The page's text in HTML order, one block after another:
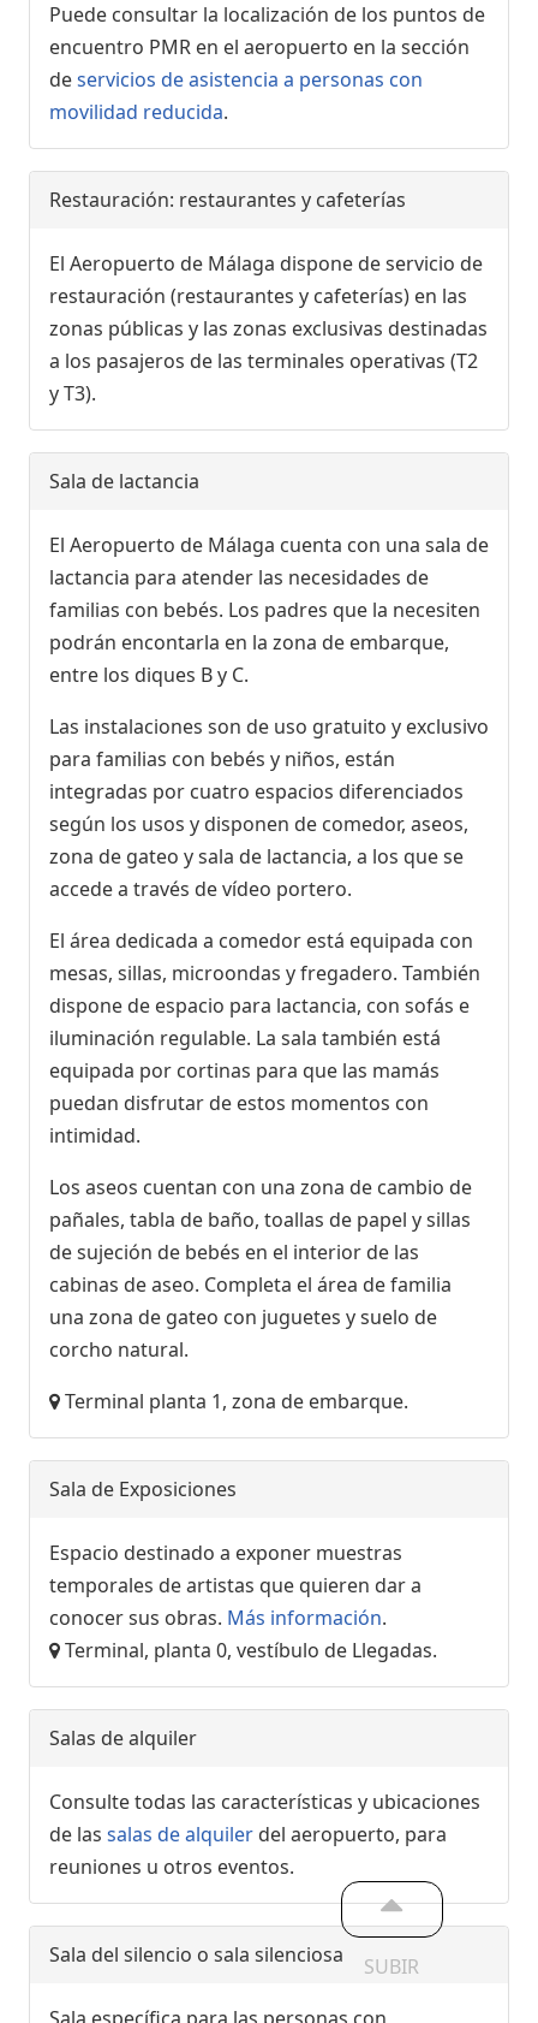
Puede consultar la localización de los puntos de
encuentro PMR en el aeropuerto en la sección
deservicios de asistencia a personas con
movilidad reducida.
Restauración: restaurantes y cafeterías
El Aeropuerto de Málaga dispone de servicio de
restauración (restaurantes y cafeterías) en las
zonas públicas y las zonas exclusivas destinadas
a los pasajeros de las terminales operativas (T2
y T3).
Sala de lactancia
El Aeropuerto de Málaga cuenta con una sala de
lactancia para atender las necesidades de
familias con bebés. Los padres que la necesiten
podrán encontarla en la zona de embarque,
entre los diques B y C.
Las instalaciones son de uso gratuito y exclusivo
para familias con bebés y niños, están
integradas por cuatro espacios diferenciados
según los usos y disponen de comedor, aseos,
zona de gateo y sala de lactancia, a los que se
accede a través de vídeo portero.
El área dedicada a comedor está equipada con
mesas, sillas, microondas y fregadero. También
dispone de espacio para lactancia, con sofás e
iluminación regulable. La sala también está
equipada por cortinas para que las mamás
puedan disfrutar de estos momentos con
intimidad.
Los aseos cuentan con una zona de cambio de
pañales, tabla de baño, toallas de papel y sillas
de sujeción de bebés en el interior de las
cabinas de aseo. Completa el área de familia
una zona de gateo con juguetes y suelo de
corcho natural.
Terminal planta 1, zona de embarque.
Sala de Exposiciones
Espacio destinado a exponer muestras
temporales de artistas que quieren dar a
conocer sus obras. Más información.
Terminal, planta 0, vestíbulo de Llegadas.
Salas de alquiler
Consulte todas las características y ubicaciones
de las salas de alquiler del aeropuerto, para
reuniones u otros eventos.
Sala del silencio o sala silenciosa SUBIR